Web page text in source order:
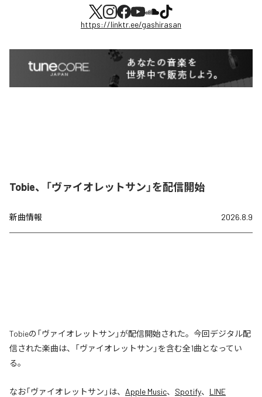
https://linktr.ee/gashirasan
Tobie、「ヴァイオレットサン」を配信開始
新曲情報 2026.8.9
Tobieの「ヴァイオレットサン」が配信開始された。今回デジタル配
信された楽曲は、「ヴァイオレットサン」を含む全1曲となってい
る。
なお「ヴァイオレットサン 」は、 Apple Music、 Spotify、 LINE